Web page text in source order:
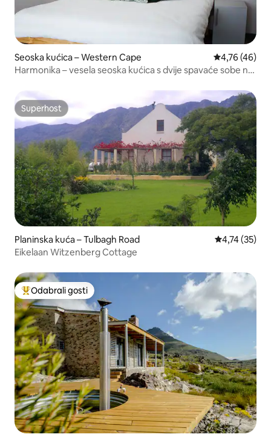
Seoska kućica – Western Cape Prosječna
4,76 (46)
Harmonika – vesela seoska kućica s dvije spavaće sobe na
Superhost
Superhost
Planinska kuća – Tulbagh Road Prosječna
4,74 (35)
Eikelaan Witzenberg Cottage
Među najviše rangiranima s oznakom „Odabrali gosti”
Odabrali gosti